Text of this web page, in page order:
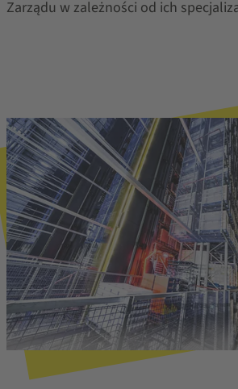
Zarządu w zależności od ich